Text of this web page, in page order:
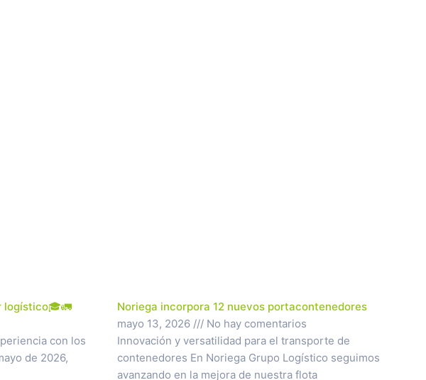
logístico🎓🚛
con los
de 2026,
Noriega incorpora 12 nuevos portacontenedores
mayo 13, 2026
No hay comentarios
Innovación y versatilidad para el transporte de
contenedores En Noriega Grupo Logístico seguimos
avanzando en la mejora de nuestra flota